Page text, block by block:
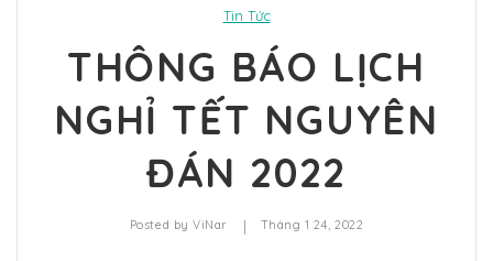
Tin Tức
THÔNG BÁO LỊCH
NGHỈ TẾT NGUYÊN
ĐÁN 2022
Posted byViNar | Tháng 1 24, 2022